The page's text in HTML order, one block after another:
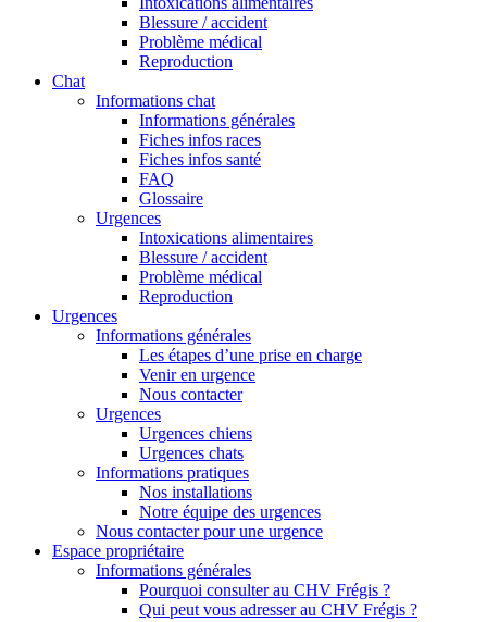
Blessure / accident
Problème médical
Reproduction
Chat
Informations chat
Informations générales
Fiches infos races
Fiches infos santé
FAQ
Glossaire
Urgences
Intoxications alimentaires
Blessure / accident
Problème médical
Reproduction
Urgences
Informations générales
Les étapes d’une prise en charge
Venir en urgence
Nous contacter
Urgences
Urgences chiens
Urgences chats
Informations pratiques
Nos installations
Notre équipe des urgences
Nous contacter pour une urgence
Espace propriétaire
Informations générales
Pourquoi consulter au CHV Frégis ?
Qui peut vous adresser au CHV Frégis ?